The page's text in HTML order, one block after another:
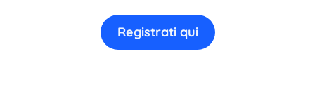
Registrati qui